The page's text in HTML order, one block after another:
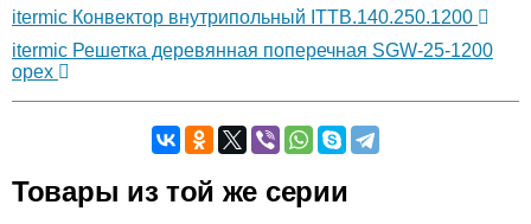
itermic Конвектор внутрипольный ITTB.140.250.1200
itermic Решетка деревянная поперечная SGW-25-1200
орех
Оставьте отзыв
Товары из той же серии